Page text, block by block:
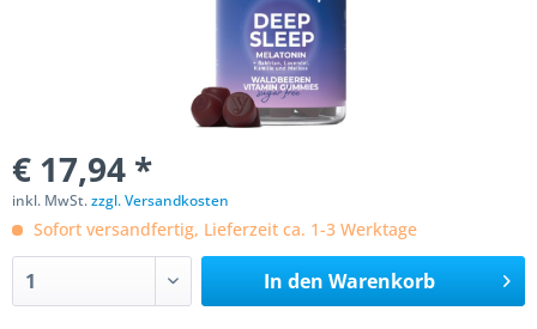
€ 17,94 *
inkl. MwSt.zzgl. Versandkosten
Sofort versandfertig, Lieferzeit ca. 1-3 Werktage
In den Warenkorb